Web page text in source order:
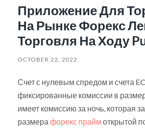
Приложение Для
На Рынке Форекс
Торговля На Ходу
OCTOBER 22, 2022
Счет с нулевым спредом и счета
фиксированные комиссии в
имеет комиссию за ночь, которая
размера форекс прайм открытой